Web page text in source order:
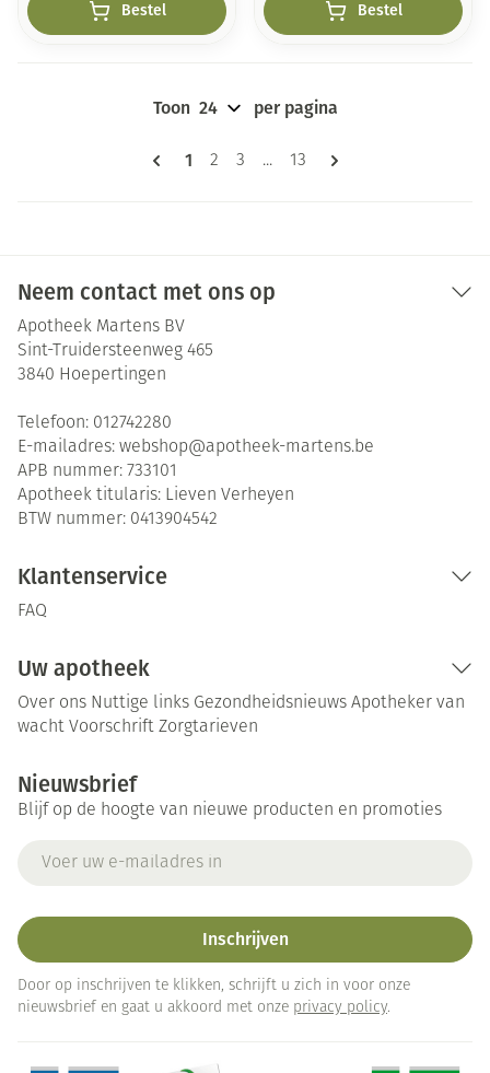
Bestel Bestel
Pagina's
U lees momenteel pagina
1 Pagina
2 Pagina
3 ... Pagina
13
Toon per pagina
Neem contact met ons op
Apotheek Martens BV
Sint-Truidersteenweg 465
3840 Hoepertingen
Telefoon: 012742280
E-mailadres: webshop@apotheek-martens.be
APB nummer: 733101
Apotheek titularis: Lieven Verheyen
BTW nummer: 0413904542
Klantenservice
FAQ
Uw apotheek
Over ons Nuttige links Gezondheidsnieuws Apotheker van
wacht Voorschrift Zorgtarieven
Nieuwsbrief
Blijf op de hoogte van nieuwe producten en promoties
Inschrijven
Door op inschrijven te klikken, schrijft u zich in voor onze
nieuwsbrief en gaat u akkoord met onze privacy policy.